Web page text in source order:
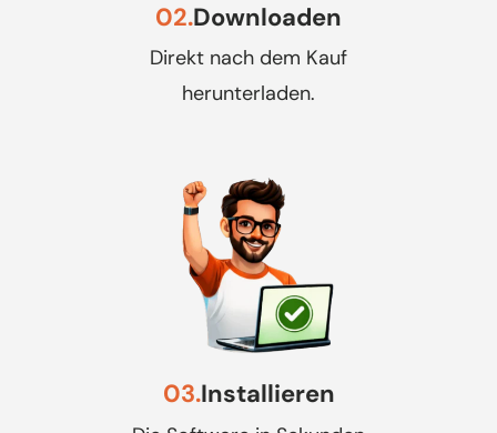
02.Downloaden
Direkt nach dem Kauf
herunterladen.
03.Installieren